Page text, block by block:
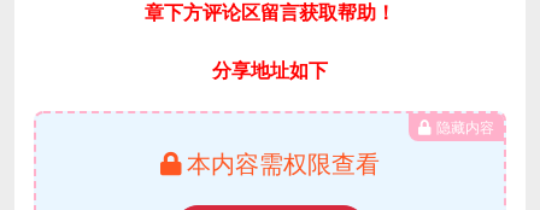
章下方评论区留言获取帮助！
分享地址如下
隐藏内容
本内容需权限查看